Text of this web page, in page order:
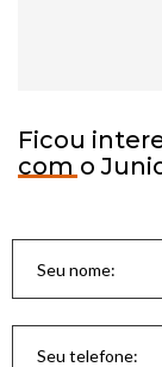
Ficou
com o